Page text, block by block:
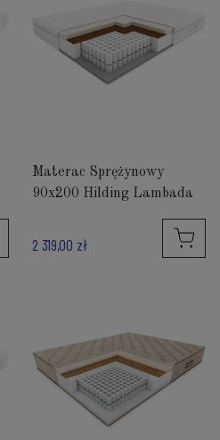
Materac Sprężynowy
90x200 Hilding Lambada
2 319,00 zł